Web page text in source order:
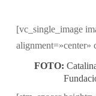
[vc_single_image
alignment=»center»
FOTO: